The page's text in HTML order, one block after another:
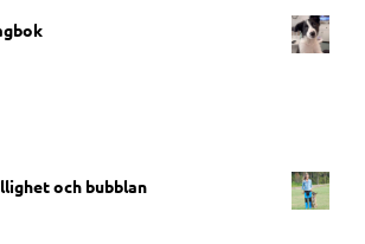
och bubblan